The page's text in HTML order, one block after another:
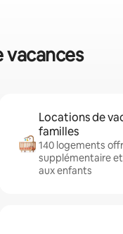
vacances
Locations de
familles
140 logements
supplémentaire
aux enfants